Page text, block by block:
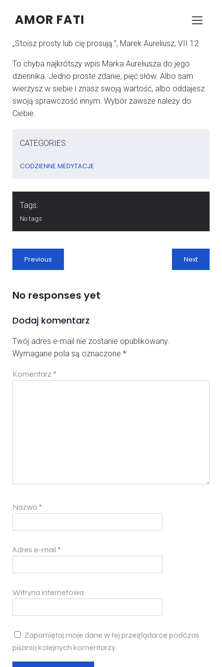
AMOR FATI
KONRAD SZCZYPCZYK
„Stoisz prosty lub cię prosują.”, Marek Aureliusz, VII.12
To chyba najkrótszy wpis Marka Aureliusza do jego
dziennika. Jedno proste zdanie, pięć słów. Albo sam
wierzysz w siebie i znasz swoją wartość, albo oddajesz
swoją sprawczość innym. Wybór zawsze należy do
Ciebie.
CATEGORIES:
CODZIENNE MEDYTACJE
Tags:
No tags
Previous Next
No responses yet
Dodaj komentarz
Twój adres e-mail nie zostanie opublikowany.
Wymagane pola są oznaczone *
Komentarz *
Nazwa *
Adres e-mail *
Witryna internetowa
Zapamiętaj moje dane w tej przeglądarce podczas
pisania kolejnych komentarzy.